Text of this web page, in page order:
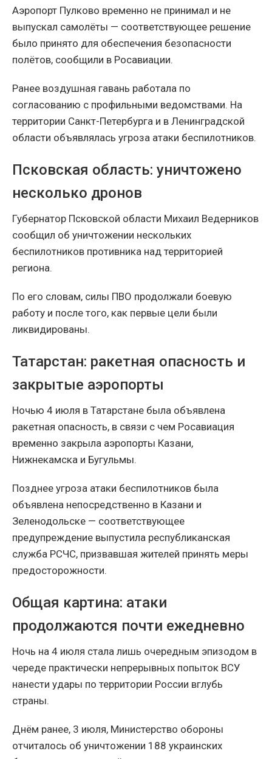
Аэропорт Пулково временно не принимал и не
выпускал самолёты — соответствующее решение
было принято для обеспечения безопасности
полётов, сообщили в Росавиации.
Ранее воздушная гавань работала по
согласованию с профильными ведомствами. На
территории Санкт-Петербурга и в Ленинградской
области объявлялась угроза атаки беспилотников.
Псковская область: уничтожено
несколько дронов
Губернатор Псковской области Михаил Ведерников
сообщил об уничтожении нескольких
беспилотников противника над территорией
региона.
По его словам, силы ПВО продолжали боевую
работу и после того, как первые цели были
ликвидированы.
Татарстан: ракетная опасность и
закрытые аэропорты
Ночью 4 июля в Татарстане была объявлена
ракетная опасность, в связи с чем Росавиация
временно закрыла аэропорты Казани,
Нижнекамска и Бугульмы.
Позднее угроза атаки беспилотников была
объявлена непосредственно в Казани и
Зеленодольске — соответствующее
предупреждение выпустила республиканская
служба РСЧС, призвавшая жителей принять меры
предосторожности.
Общая картина: атаки
продолжаются почти ежедневно
Ночь на 4 июля стала лишь очередным эпизодом в
череде практически непрерывных попыток ВСУ
нанести удары по территории России вглубь
страны.
Днём ранее, 3 июля, Министерство обороны
отчиталось об уничтожении 188 украинских